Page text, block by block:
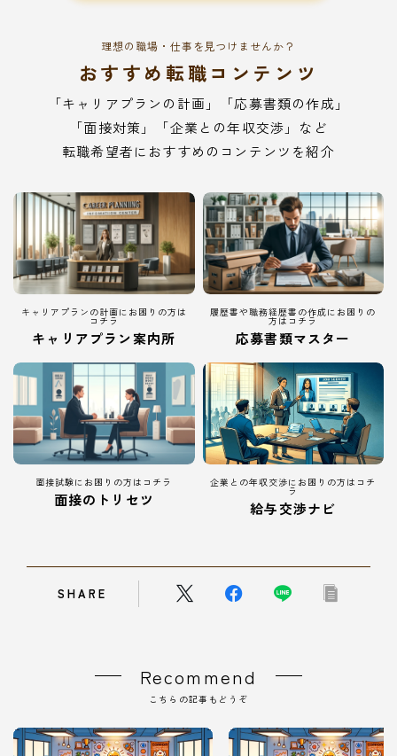
理想の職場・仕事を見つけませんか？
おすすめ転職コンテンツ
「キャリアプランの計画」「応募書類の作成」
「面接対策」「企業との年収交渉」など
転職希望者におすすめのコンテンツを紹介
キャリアプランの計画にお困りの方は
コチラ
キャリアプラン案内所
履歴書や職務経歴書の作成にお困りの
方はコチラ
応募書類マスター
面接試験にお困りの方はコチラ
面接のトリセツ
企業との年収交渉にお困りの方はコチ
ラ
給与交渉ナビ
SHARE
Recommend
こちらの記事もどうぞ
本サイトがおすすめする転職エージェント
JACリクルートメント